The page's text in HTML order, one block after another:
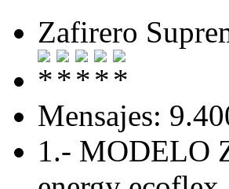
Zafirero
Mensajes:
1.- MODELO